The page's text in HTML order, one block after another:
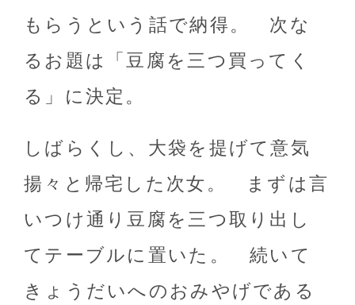
もらうという話で納得。 次な
るお題は「豆腐を三つ買ってく
る」に決定。
しばらくし、大袋を提げて意気
揚々と帰宅した次女。 まずは言
いつけ通り豆腐を三つ取り出し
てテーブルに置いた。 続いて
きょうだいへのおみやげである